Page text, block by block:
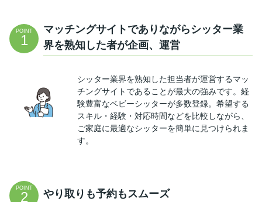
POINT
1
マッチングサイトでありながらシッター業
界を熟知した者が企画、運営
シッター業界を熟知した担当者が運営するマッ
チングサイトであることが最大の強みです。経
験豊富なベビーシッターが多数登録。希望する
スキル・経験・対応時間などを比較しながら、
ご家庭に最適なシッターを簡単に見つけられま
す。
POINT
2 やり取りも予約もスムーズ